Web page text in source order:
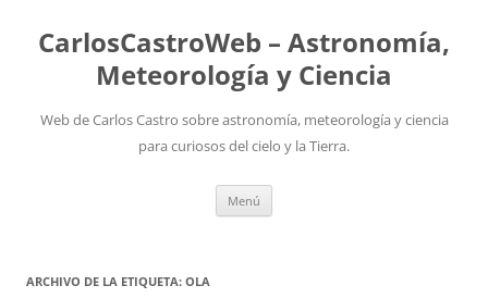
contenido
CarlosCastroWeb – Astronomía,
Meteorología y Ciencia
Web de Carlos Castro sobre astronomía, meteorología y ciencia
para curiosos del cielo y la Tierra.
Menú
ARCHIVO DE LA ETIQUETA: OLA